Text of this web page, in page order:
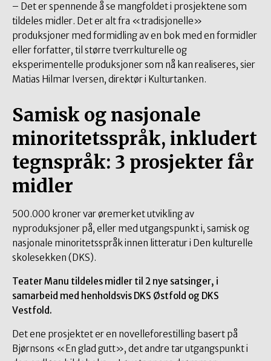
– Det er spennende å se mangfoldet i prosjektene som
tildeles midler. Det er alt fra «tradisjonelle»
produksjoner med formidling av en bok med en formidler
eller forfatter, til større tverrkulturelle og
eksperimentelle produksjoner som nå kan realiseres, sier
Matias Hilmar Iversen, direktør i Kulturtanken.
Samisk og nasjonale
minoritetsspråk, inkludert
tegnspråk: 3 prosjekter får
midler
500.000 kroner var øremerket utvikling av
nyproduksjoner på, eller med utgangspunkt i, samisk og
nasjonale minoritetsspråk innen litteratur i Den kulturelle
skolesekken (DKS).
Teater Manu tildeles midler til 2 nye satsinger, i
samarbeid med henholdsvis DKS Østfold og DKS
Vestfold.
Det ene prosjektet er en novelleforestilling basert på
Bjørnsons «En glad gutt», det andre tar utgangspunkt i